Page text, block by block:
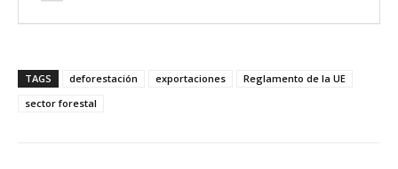
TAGS deforestación exportaciones
Reglamento de la UE
sector forestal